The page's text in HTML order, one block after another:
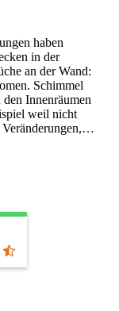
haben
in der
an der Wand:
Schimmel
Innenräumen
weil nicht
Veränderungen,…